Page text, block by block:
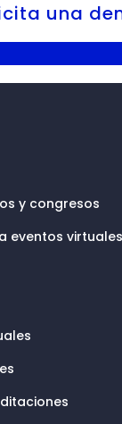
una
y congresos
eventos